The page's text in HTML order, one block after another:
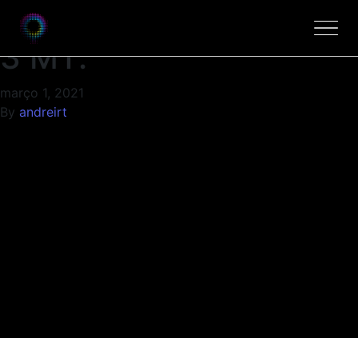
ESCADA DE MADEIRA
3 MT.
março 1, 2021
By andreirt